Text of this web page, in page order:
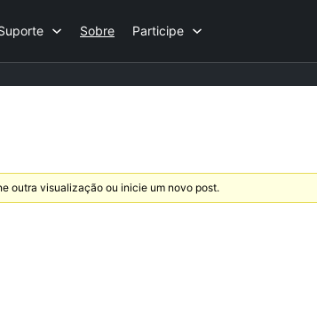
Sobre Participe
outra visualização ou inicie um novo post.